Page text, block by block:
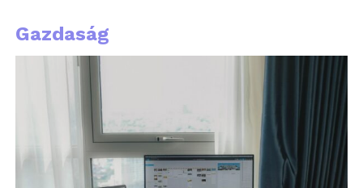
„A fogyasztók szeretnék
csökkenteni
energiaszámlájukat,
növelni
energiabiztonságukat és
Gazdaság